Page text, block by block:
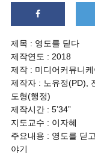
제목 : 영도를 딛다
제작연도 : 2018
제작 : 미디어커뮤니
제작자 : 노유정(PD),
도형(행정)
제작시간 : 5’34”
지도교수 : 이자혜
주요내용 : 영도를 딛
야기